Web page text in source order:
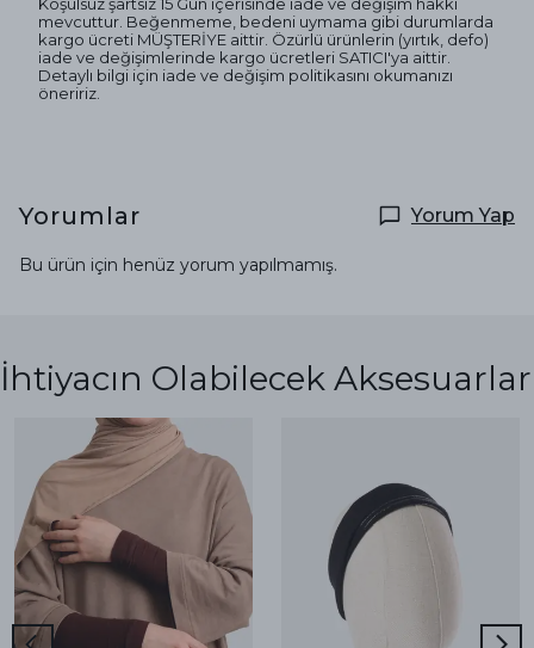
mevcuttur. Beğenmeme, bedeni uymama gibi durumlarda
kargo ücreti MÜŞTERİYE aittir. Özürlü ürünlerin (yırtık, defo)
iade ve değişimlerinde kargo ücretleri SATICI'ya aittir.
Detaylı bilgi için iade ve değişim politikasını okumanızı
öneririz.
Yorumlar Yorum Yap
Bu ürün için henüz yorum yapılmamış.
İhtiyacın Olabilecek Aksesuarlar